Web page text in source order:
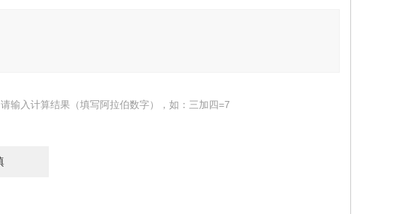
请输入计算结果（填写阿拉伯数字），如：三加四=7